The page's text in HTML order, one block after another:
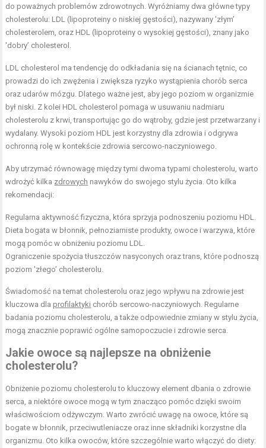
do poważnych problemów zdrowotnych. Wyróżniamy dwa główne typy
cholesterolu: LDL (lipoproteiny o niskiej gęstości), nazywany 'złym’
cholesterolem, oraz HDL (lipoproteiny o wysokiej gęstości), znany jako
'dobry’ cholesterol.
LDL cholesterol ma tendencję do odkładania się na ścianach tętnic, co
prowadzi do ich zwężenia i zwiększa ryzyko wystąpienia chorób serca
oraz udarów mózgu. Dlatego ważne jest, aby jego poziom w organizmie
był niski. Z kolei HDL cholesterol pomaga w usuwaniu nadmiaru
cholesterolu z krwi, transportując go do wątroby, gdzie jest przetwarzany i
wydalany. Wysoki poziom HDL jest korzystny dla zdrowia i odgrywa
ochronną rolę w kontekście zdrowia sercowo-naczyniowego.
Aby utrzymać równowagę między tymi dwoma typami cholesterolu, warto
wdrożyć kilka zdrowych nawyków do swojego stylu życia. Oto kilka
rekomendacji:
Regularna aktywność fizyczna, która sprzyja podnoszeniu poziomu HDL.
Dieta bogata w błonnik, pełnoziarniste produkty, owoce i warzywa, które
mogą pomóc w obniżeniu poziomu LDL.
Ograniczenie spożycia tłuszczów nasyconych oraz trans, które podnoszą
poziom 'złego’ cholesterolu.
Świadomość na temat cholesterolu oraz jego wpływu na zdrowie jest
kluczowa dla profilaktyki chorób sercowo-naczyniowych. Regularne
badania poziomu cholesterolu, a także odpowiednie zmiany w stylu życia,
mogą znacznie poprawić ogólne samopoczucie i zdrowie serca.
Jakie owoce są najlepsze na obniżenie
cholesterolu?
Obniżenie poziomu cholesterolu to kluczowy element dbania o zdrowie
serca, a niektóre owoce mogą w tym znacząco pomóc dzięki swoim
właściwościom odżywczym. Warto zwrócić uwagę na owoce, które są
bogate w błonnik, przeciwutleniacze oraz inne składniki korzystne dla
organizmu. Oto kilka owoców, które szczególnie warto włączyć do diety: